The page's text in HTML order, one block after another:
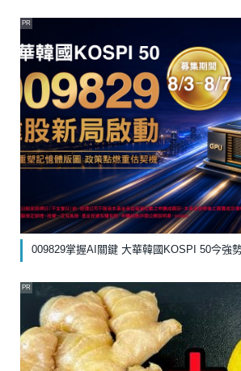
009829掌握AI關鍵 大華韓國KOSPI 50今強
PR
PR